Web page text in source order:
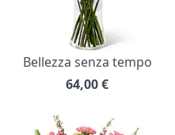
Bellezza senza tempo
64,00€